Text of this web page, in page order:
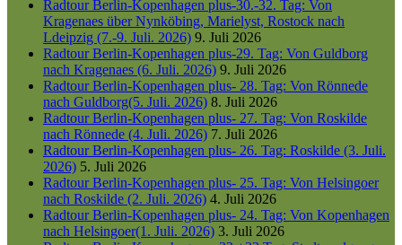
Radtour Berlin-Kopenhagen plus-30.-32. Tag: Von
Kragenaes über Nynköbing, Marielyst, Rostock nach
Ldeipzig (7.-9. Juli. 2026) 9. Juli 2026
Radtour Berlin-Kopenhagen plus-29. Tag: Von Guldborg
nach Kragenaes (6. Juli. 2026) 9. Juli 2026
Radtour Berlin-Kopenhagen plus- 28. Tag: Von Rönnede
nach Guldborg(5. Juli. 2026) 8. Juli 2026
Radtour Berlin-Kopenhagen plus- 27. Tag: Von Roskilde
nach Rönnede (4. Juli. 2026) 7. Juli 2026
Radtour Berlin-Kopenhagen plus- 26. Tag: Roskilde (3. Juli.
2026) 5. Juli 2026
Radtour Berlin-Kopenhagen plus- 25. Tag: Von Helsingoer
nach Roskilde (2. Juli. 2026) 4. Juli 2026
Radtour Berlin-Kopenhagen plus- 24. Tag: Von Kopenhagen
nach Helsingoer(1. Juli. 2026) 3. Juli 2026